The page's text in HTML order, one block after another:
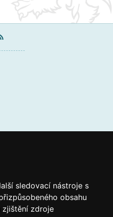
sledovací nástroje s
obsahu
zjištění zdroje